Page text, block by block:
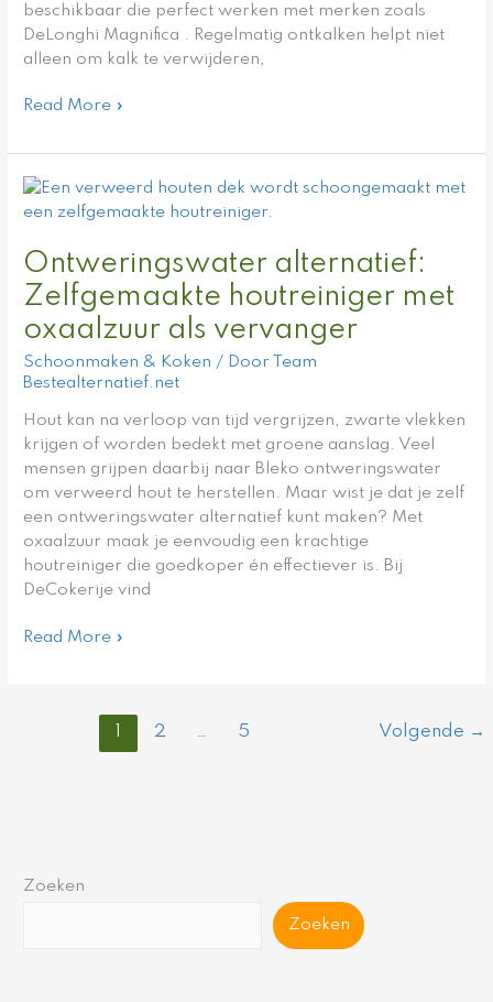
beschikbaar die perfect werken met merken zoals
DeLonghi Magnifica . Regelmatig ontkalken helpt niet
alleen om kalk te verwijderen,
Read More »
Ontweringswater alternatief:
Zelfgemaakte houtreiniger met
oxaalzuur als vervanger
Schoonmaken & Koken / DoorTeam
Bestealternatief.net
Hout kan na verloop van tijd vergrijzen, zwarte vlekken
krijgen of worden bedekt met groene aanslag. Veel
mensen grijpen daarbij naar Bleko ontweringswater
om verweerd hout te herstellen. Maar wist je dat je zelf
een ontweringswater alternatief kunt maken? Met
oxaalzuur maak je eenvoudig een krachtige
houtreiniger die goedkoper én effectiever is. Bij
DeCokerije vind
Ontweringswater
alternatief:
houtreiniger
met
oxaalzuur
als
vervanger
Read More »
2 … 5 Volgende →
Zoeken
Zoeken